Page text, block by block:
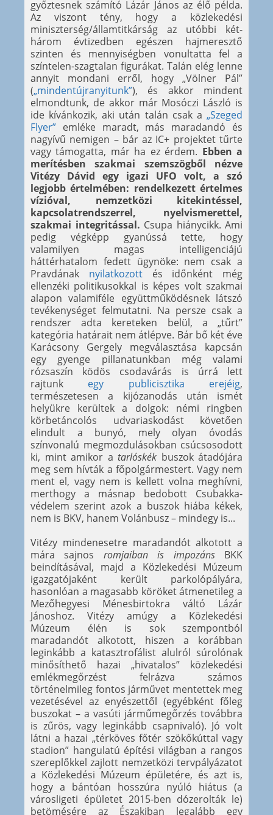
győztesnek számító Lázár János az élő példa.
Az viszont tény, hogy a közlekedési
miniszterség/államtitkárság az utóbbi két-
három évtizedben egészen hajmeresztő
szinten és mennyiségben vonultatta fel a
színtelen-szagtalan figurákat. Talán elég lenne
annyit mondani erről, hogy „Völner Pál”
(„mindentújranyitunk”), és akkor mindent
elmondtunk, de akkor már Mosóczi László is
ide kívánkozik, aki után talán csak a „Szeged
Flyer” emléke maradt, más maradandó és
nagyívű nemigen – bár az IC+ projektet tűrte
vagy támogatta, már ha ez érdem. Ebben a
merítésben szakmai szemszögből nézve
Vitézy Dávid egy igazi UFO volt, a szó
legjobb értelmében: rendelkezett értelmes
vízióval, nemzetközi kitekintéssel,
kapcsolatrendszerrel, nyelvismerettel,
szakmai integritással. Csupa hiánycikk. Ami
pedig végképp gyanússá tette, hogy
valamilyen magas intelligenciájú
háttérhatalom fedett ügynöke: nem csak a
Pravdának nyilatkozottés időnként még
ellenzéki politikusokkal is képes volt szakmai
alapon valamiféle együttműködésnek látszó
tevékenységet felmutatni. Na persze csak a
rendszer adta kereteken belül, a „tűrt”
kategória határait nem átlépve. Bár bő két éve
Karácsony Gergely megválasztása kapcsán
egy gyenge pillanatunkban még valami
rózsaszín ködös csodavárás is úrrá lett
rajtunk egy publicisztika erejéig,
természetesen a kijózanodás után ismét
helyükre kerültek a dolgok: némi ringben
körbetáncolós udvariaskodást követően
elindult a bunyó, mely olyan óvodás
színvonalú megmozdulásokban csúcsosodott
ki, mint amikor a tarlóskék buszok átadójára
meg sem hívták a főpolgármestert. Vagy nem
ment el, vagy nem is kellett volna meghívni,
merthogy a másnap bedobott Csubakka-
védelem szerint azok a buszok hiába kékek,
nem is BKV, hanem Volánbusz – mindegy is...
Vitézy mindenesetre maradandót alkotott a
mára sajnos romjaiban is impozánsBKK
beindításával, majd a Közlekedési Múzeum
igazgatójaként került parkolópályára,
hasonlóan a magasabb köröket átmenetileg a
Mezőhegyesi Ménesbirtokra váltó Lázár
Jánoshoz. Vitézy amúgy a Közlekedési
Múzeum élén is sok szempontból
maradandót alkotott, hiszen a korábban
leginkább a katasztrofálist alulról súrolónak
minősíthető hazai „hivatalos” közlekedési
emlékmegőrzést felrázva számos
történelmileg fontos járművet mentettek meg
vezetésével az enyészettől (egyébként főleg
buszokat – a vasúti járműmegőrzés továbbra
is zűrös, vagy leginkább csapnivaló). Jó volt
látni a hazai „térköves főtér szökőkúttal vagy
stadion” hangulatú építési világban a rangos
szereplőkkel zajlott nemzetközi tervpályázatot
a Közlekedési Múzeum épületére, és azt is,
hogy a bántóan hosszúra nyúló hiátus (a
városligeti épületet 2015-ben dózerolták le)
betömésére az Északiban legalább egy